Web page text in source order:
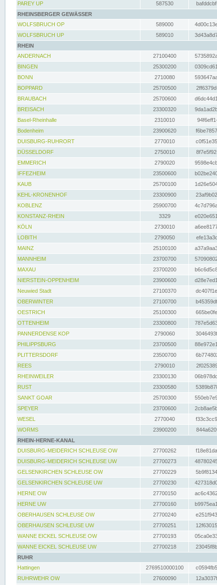
PAREY UP
587530
RHEINSBERGER GEWÄSSER
WOLFSBRUCH OP
589000
WOLFSBRUCH UP
589010
RHEIN
ANDERNACH
27100400
BINGEN
25300200
BONN
2710080
BOPPARD
25700500
BRAUBACH
25700600
BREISACH
23300320
Basel-Rheinhalle
2310010
Bodenheim
23900620
DUISBURG-RUHRORT
2770010
DÜSSELDORF
2750010
EMMERICH
2790020
IFFEZHEIM
23500600
KAUB
25700100
KEHL-KRONENHOF
23300900
KOBLENZ
25900700
KONSTANZ-RHEIN
3329
KÖLN
2730010
LOBITH
2790050
MAINZ
25100100
MANNHEIM
23700700
MAXAU
23700200
NIERSTEIN-OPPENHEIM
23900600
Neuwied Stadt
27100370
OBERWINTER
27100700
OESTRICH
25100300
OTTENHEIM
23300800
PANNERDENSE KOP
2790060
PHILIPPSBURG
23700500
PLITTERSDORF
23500700
REES
2790010
RHEINWEILER
23300130
RUST
23300580
SANKT GOAR
25700300
SPEYER
23700600
WESEL
2770040
WORMS
23900200
RHEIN-HERNE-KANAL
DUISBURG-MEIDERICH SCHLEUSE OW
27700262
DUISBURG-MEIDERICH SCHLEUSE UW
27700273
GELSENKIRCHEN SCHLEUSE OW
27700229
GELSENKIRCHEN SCHLEUSE UW
27700230
HERNE OW
27700150
HERNE UW
27700160
OBERHAUSEN SCHLEUSE OW
27700240
OBERHAUSEN SCHLEUSE UW
27700251
WANNE EICKEL SCHLEUSE OW
27700193
WANNE EICKEL SCHLEUSE UW
27700218
RUHR
Hattingen
2769510000100
RUHRWEHR OW
27600090